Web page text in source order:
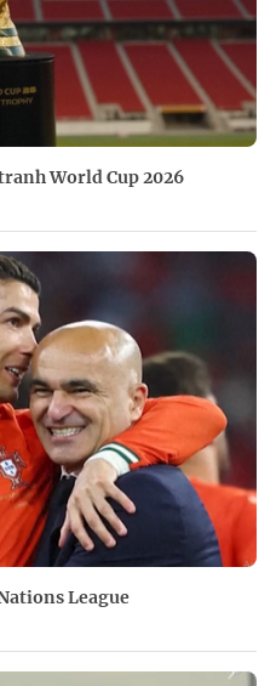
World Cup 2026
League